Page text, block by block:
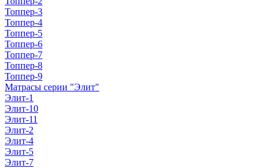
Топпер-3
Топпер-4
Топпер-5
Топпер-6
Топпер-7
Топпер-8
Топпер-9
Матрасы серии "Элит"
Элит-1
Элит-10
Элит-11
Элит-2
Элит-4
Элит-5
Элит-7